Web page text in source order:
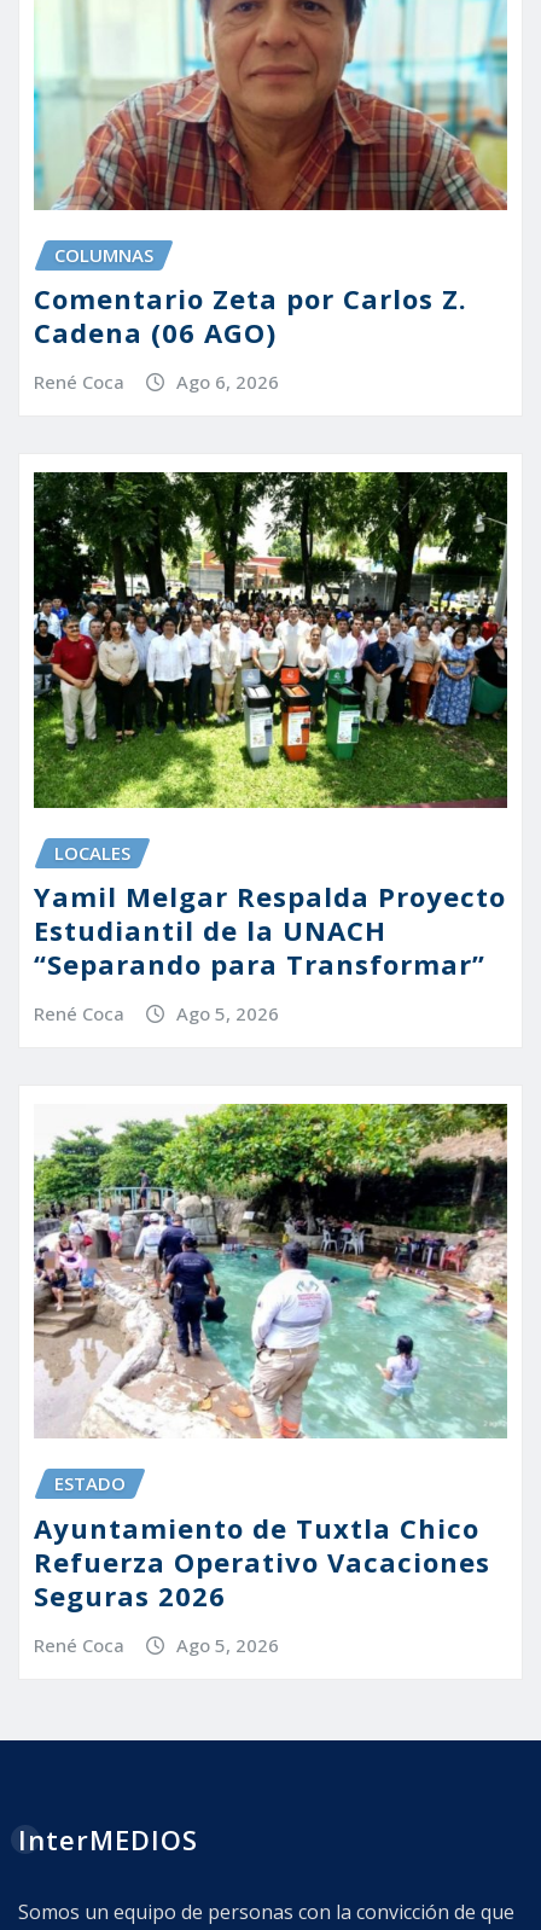
COLUMNAS
Comentario Zeta por Carlos Z.
Cadena (06 AGO)
René Coca Ago 6, 2026
LOCALES
Yamil Melgar Respalda Proyecto
Estudiantil de la UNACH
“Separando para Transformar”
René Coca Ago 5, 2026
ESTADO
Ayuntamiento de Tuxtla Chico
Refuerza Operativo Vacaciones
Seguras 2026
René Coca Ago 5, 2026
InterMEDIOS
Somos un equipo de personas con la convicción de que